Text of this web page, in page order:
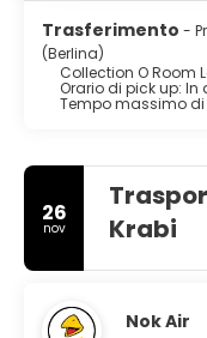
Trasferimento -
(Berlina)
Collection O Room
Orario di pick up:
Tempo massimo di
26
nov
Krabi
Nok Air